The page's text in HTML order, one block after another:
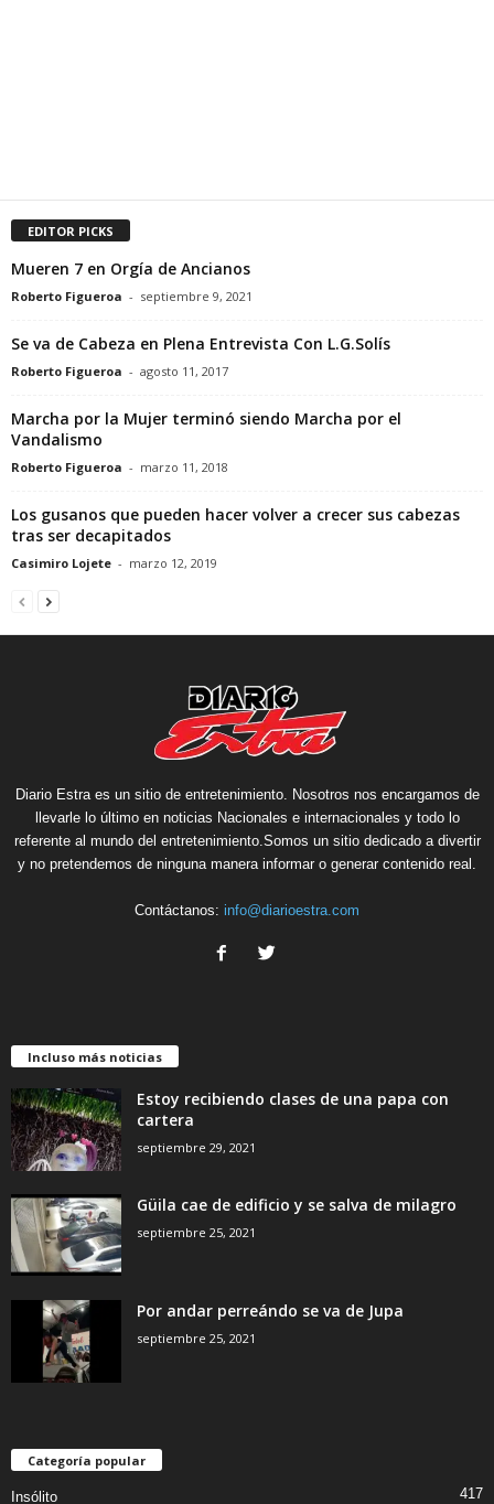
EDITOR PICKS
Mueren 7 en Orgía de Ancianos
Roberto Figueroa - septiembre 9, 2021
Se va de Cabeza en Plena Entrevista Con L.G.Solís
Roberto Figueroa - agosto 11, 2017
Marcha por la Mujer terminó siendo Marcha por el
Vandalismo
Roberto Figueroa - marzo 11, 2018
Los gusanos que pueden hacer volver a crecer sus cabezas
tras ser decapitados
Casimiro Lojete - marzo 12, 2019
Diario Estra es un sitio de entretenimiento. Nosotros nos encargamos de
llevarle lo último en noticias Nacionales e internacionales y todo lo
referente al mundo del entretenimiento.Somos un sitio dedicado a divertir
y no pretendemos de ninguna manera informar o generar contenido real.
Contáctanos: info@diarioestra.com
Incluso más noticias
Estoy recibiendo clases de una papa con
cartera
septiembre 29, 2021
Güila cae de edificio y se salva de milagro
septiembre 25, 2021
Por andar perreándo se va de Jupa
septiembre 25, 2021
Categoría popular
Insólito 417